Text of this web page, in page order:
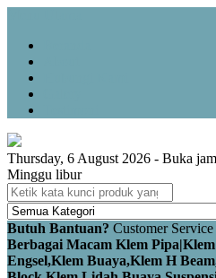
Thursday, 6 August 2026 - Buka
Minggu libur
Butuh Bantuan? Customer Service
Berbagai Macam Klem
Engsel,Klem Buaya,Klem H